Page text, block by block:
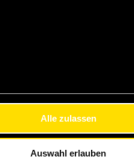
Alle zulassen
Auswahl erlauben